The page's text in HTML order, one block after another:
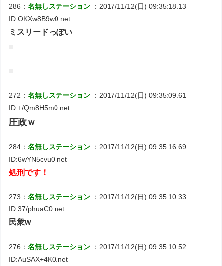
286：名無しステーション
：2017/11/12(日) 09:35:18.13
ID:OKXw8B9w0.net
ミスリードっぽい
272：名無しステーション
：2017/11/12(日) 09:35:09.61
ID:+/Qm8H5m0.net
圧政ｗ
284：名無しステーション
：2017/11/12(日) 09:35:16.69
ID:6wYN5cvu0.net
処刑です！
273：名無しステーション
：2017/11/12(日) 09:35:10.33
ID:37/phuaC0.net
民衆w
276：名無しステーション
：2017/11/12(日) 09:35:10.52
ID:AuSAX+4K0.net